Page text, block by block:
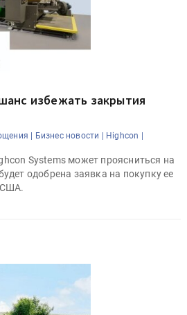
избежать закрытия
| Бизнес новости | Highcon |
Systems может проясниться на
одобрена заявка на покупку ее
США.